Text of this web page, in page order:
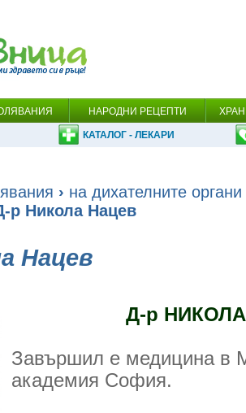
НАРОДНИ РЕЦЕПТИ
КАТАЛОГ - ЛЕКАРИ
› на дихателните
р Никола Нацев
Нацев
Д-р
Завършил е медицина в
академия София.